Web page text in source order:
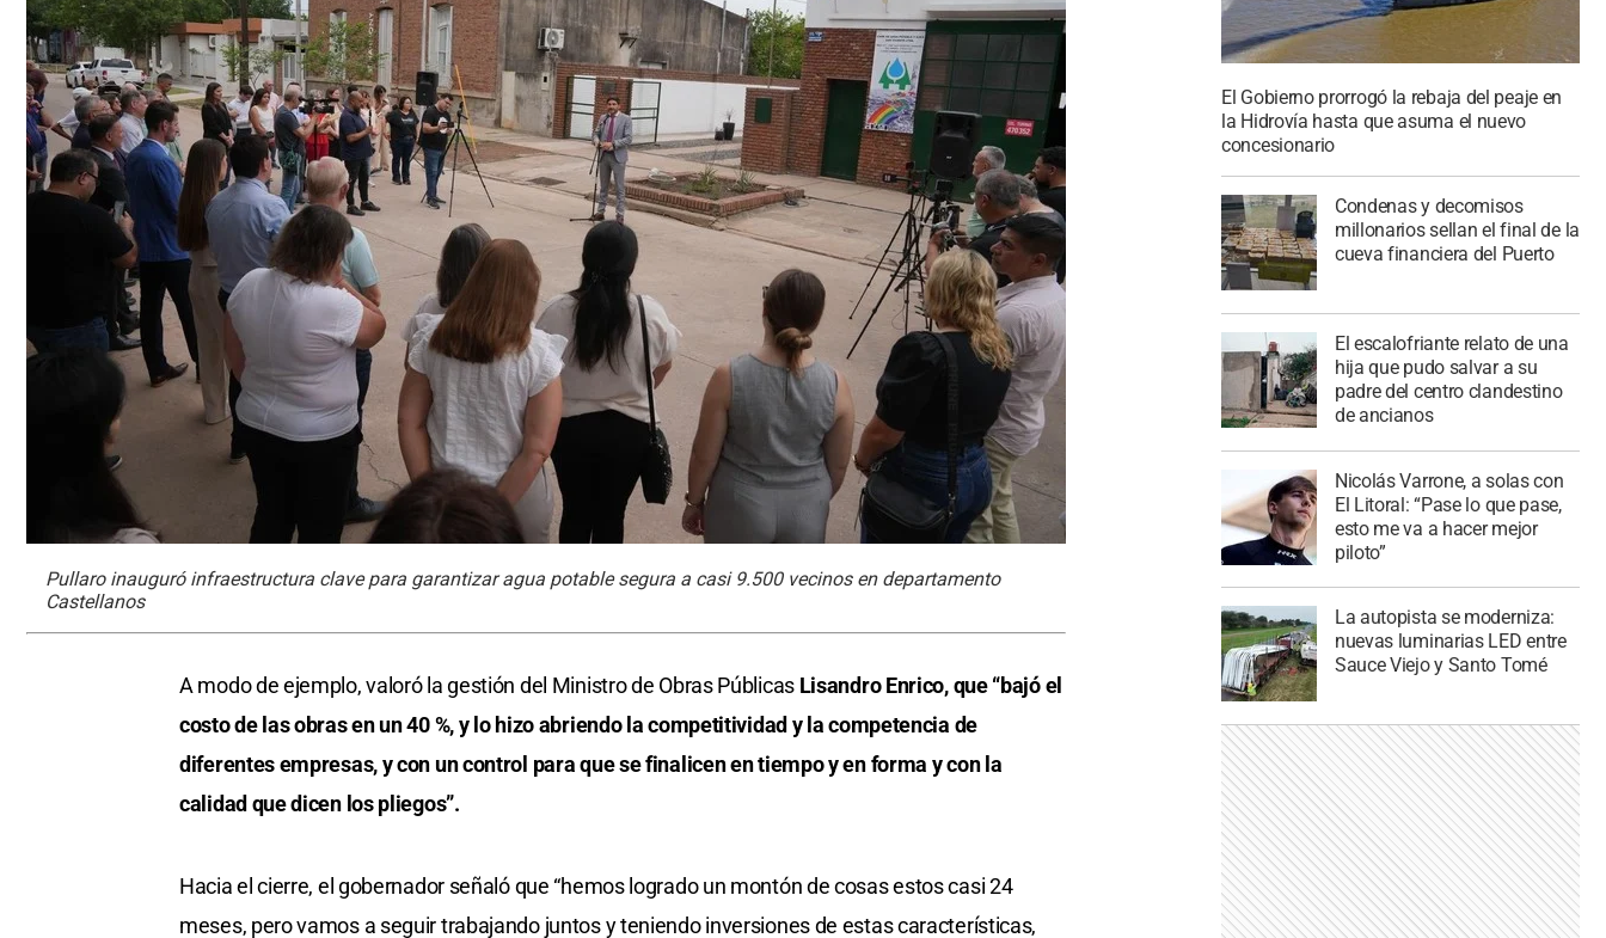
Pullaro inauguró infraestructura clave para garantizar agua potable segura a casi 9.500 vecinos en departamento
Castellanos
A modo de ejemplo, valoró la gestión del Ministro de Obras PúblicasLisandro Enrico, que “bajó el
costo de las obras en un 40 %, y lo hizo abriendo la competitividad y la competencia de
diferentes empresas, y con un control para que se finalicen en tiempo y en forma y con la
calidad que dicen los pliegos”.
Hacia el cierre, el gobernador señaló que “hemos logrado un montón de cosas estos casi 24
meses, pero vamos a seguir trabajando juntos y teniendo inversiones de estas características,
El Gobierno prorrogó la rebaja del peaje en
la Hidrovía hasta que asuma el nuevo
concesionario
Condenas y decomisos
millonarios sellan el final de la
cueva financiera del Puerto
El escalofriante relato de una
hija que pudo salvar a su
padre del centro clandestino
de ancianos
Nicolás Varrone, a solas con
El Litoral: “Pase lo que pase,
esto me va a hacer mejor
piloto”
La autopista se moderniza:
nuevas luminarias LED entre
Sauce Viejo y Santo Tomé